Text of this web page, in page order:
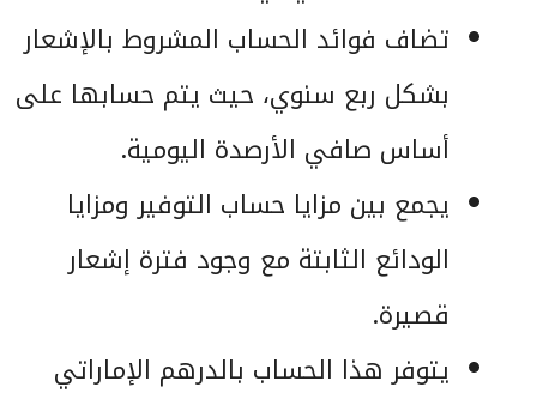
تضاف فوائد الحساب المشروط بالإشعار
بشكل ربع سنوي، حيث يتم حسابها على
أساس صافي الأرصدة اليومية.
يجمع بين مزايا حساب التوفير ومزايا
الودائع الثابتة مع وجود فترة إشعار
قصيرة.
يتوفر هذا الحساب بالدرهم الإماراتي